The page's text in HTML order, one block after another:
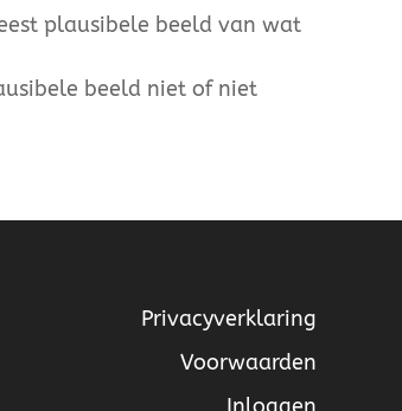
plausibele beeld van wat
beeld niet of niet
Privacyverklaring
Voorwaarden